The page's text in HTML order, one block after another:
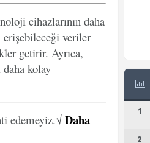
cihazlarının daha
erişebileceği veriler
getirir. Ayrıca,
kolay
edemeyiz.√ Daha
1
2